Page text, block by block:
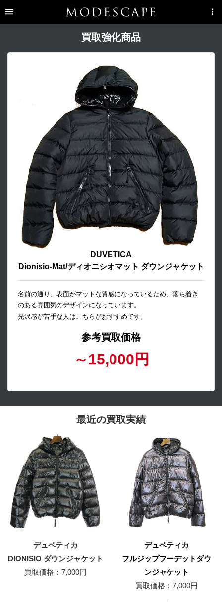
買取強化商品
DUVETICA
Dionisio-Mat/ディオニシオマット ダウンジャケット
名前の通り、表面がマットな質感になっているため、落ち着き
のある雰囲気のデザインになっています。
光沢感が苦手な人はこちらがおすすめです。
参考買取価格
～15,000円
最近の買取実績
デュベティカ
DIONISIO ダウンジャケット
買取価格：7,000円
デュベティカ
フルジップフーデットダウ
ンジャケット
買取価格：7,000円